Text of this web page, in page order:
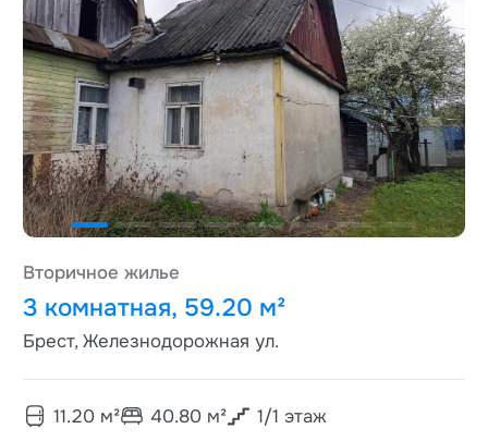
Вторичное жилье
3 комнатная, 59.20 м²
Брест, Железнодорожная ул.
11.20м² 40.80м² 1/1 этаж